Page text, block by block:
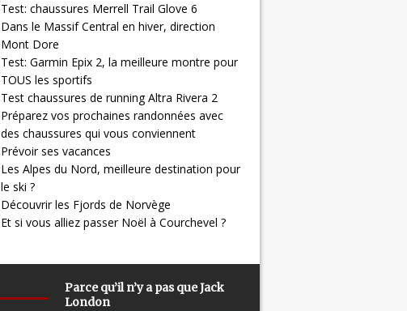
Test: chaussures Merrell Trail Glove 6
Dans le Massif Central en hiver, direction
Mont Dore
Test: Garmin Epix 2, la meilleure montre pour
TOUS les sportifs
Test chaussures de running Altra Rivera 2
Préparez vos prochaines randonnées avec
des chaussures qui vous conviennent
Prévoir ses vacances
Les Alpes du Nord, meilleure destination pour
le ski ?
Découvrir les Fjords de Norvège
Et si vous alliez passer Noël à Courchevel ?
Parce qu’il n’y a pas que Jack
London